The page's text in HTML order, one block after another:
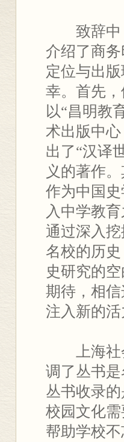
致辞
介绍了商
定位与出
幸。首先
以“昌明教
术出版中
出了“汉译
义的著作
作为中国
入中学教
通过深入
名校的历
史研究的
期待，相
注入新的活
上海
调了丛书
丛书收录
校园文化
帮助学校